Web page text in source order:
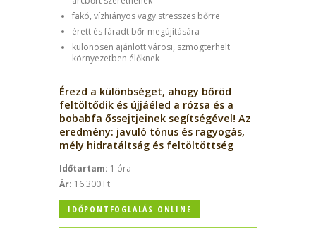
fakó, vízhiányos vagy stresszes bőrre
érett és fáradt bőr megújítására
különösen ajánlott városi, szmogterhelt
környezetben élőknek
Érezd a különbséget, ahogy bőröd
feltöltődik és újjáéled a rózsa és a
bobabfa őssejtjeinek segítségével! Az
eredmény: javuló tónus és ragyogás,
mély hidratáltság és feltöltöttség
Időtartam: 1 óra
Ár: 16.300 Ft
IDŐPONTFOGLALÁS ONLINE